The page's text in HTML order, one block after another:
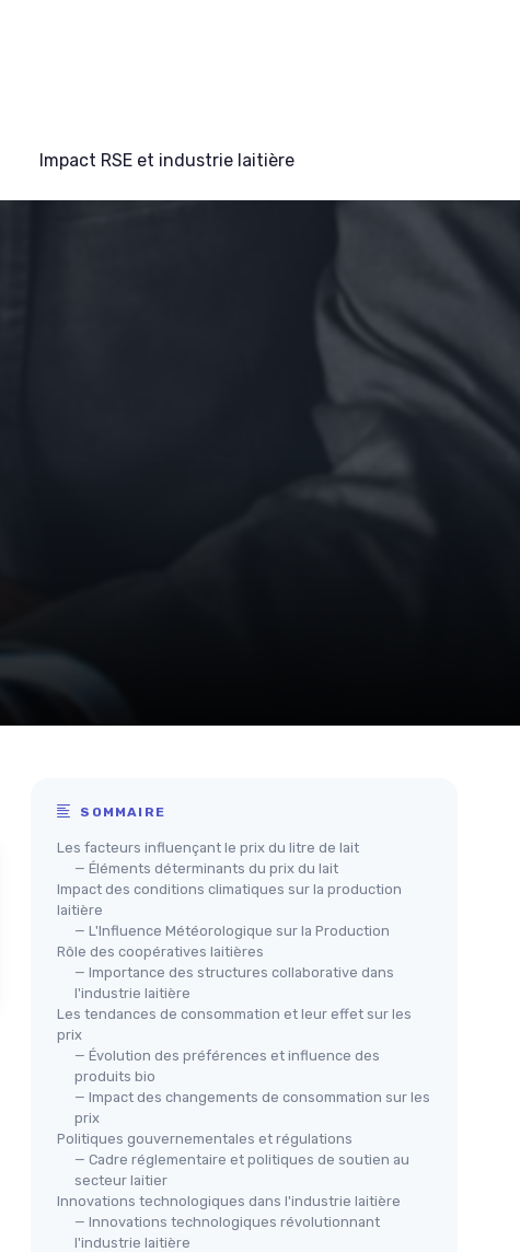
Impact RSE et industrie laitière
SOMMAIRE
Les facteurs influençant le prix du litre de lait
— Éléments déterminants du prix du lait
Impact des conditions climatiques sur la production
laitière
— L'Influence Météorologique sur la Production
Rôle des coopératives laitières
— Importance des structures collaborative dans
l'industrie laitière
Les tendances de consommation et leur effet sur les
prix
— Évolution des préférences et influence des
produits bio
— Impact des changements de consommation sur les
prix
Politiques gouvernementales et régulations
— Cadre réglementaire et politiques de soutien au
secteur laitier
Innovations technologiques dans l'industrie laitière
— Innovations technologiques révolutionnant
l'industrie laitière